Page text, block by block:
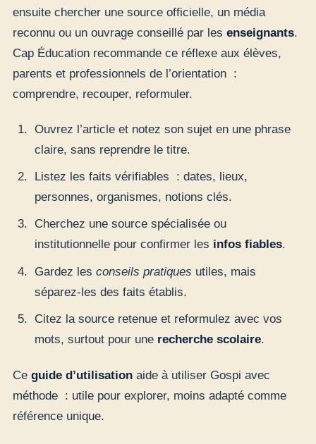
ensuite chercher une source officielle, un média
reconnu ou un ouvrage conseillé par les enseignants.
Cap Éducation recommande ce réflexe aux élèves,
parents et professionnels de l’orientation :
comprendre, recouper, reformuler.
Ouvrez l’article et notez son sujet en une phrase
claire, sans reprendre le titre.
Listez les faits vérifiables : dates, lieux,
personnes, organismes, notions clés.
Cherchez une source spécialisée ou
institutionnelle pour confirmer les infos fiables.
Gardez les conseils pratiques utiles, mais
séparez-les des faits établis.
Citez la source retenue et reformulez avec vos
mots, surtout pour une recherche scolaire.
Ce guide d’utilisation aide à utiliser Gospi avec
méthode : utile pour explorer, moins adapté comme
référence unique.